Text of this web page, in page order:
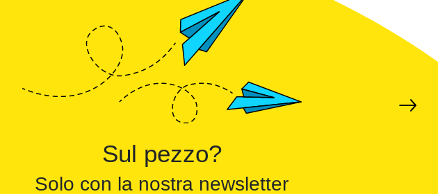
Sul pezzo?
Solo con la nostra newsletter